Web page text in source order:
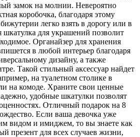
замок на молнии. Невероятно
коробочка, благодаря этому
легко взять в дорогу или в
для украшений позволит
Органайзер для хранения
в любой интерьер благодаря
дизайну, а также
Такой стильный аксессуар найдет
на туалетном столике в
на комоде. Храните свои ценные
удобные шкатулки позволят
Отличный подарок на 8
Если ваша девочка уже
видом и имиджем, то вы знаете как
презент для всех случаев жизни,